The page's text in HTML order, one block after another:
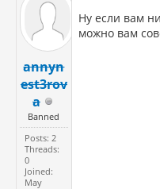
annyn
est3rov
a
Banned
Posts: 2
Threads:
0
Joined:
May
Ну если вам
можно вам